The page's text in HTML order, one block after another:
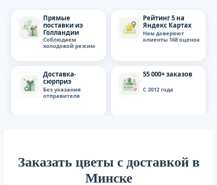
Прямые
поставки из
Голландии
Соблюдаем
холодовой режим
Рейтинг 5 на
Яндекс Картах
Нам доверяют
клиенты 168 оценок
Доставка-
сюрприз
Без указания
отправителя
55 000+ заказов
С 2012 года
Заказать цветы с доставкой в
Минске